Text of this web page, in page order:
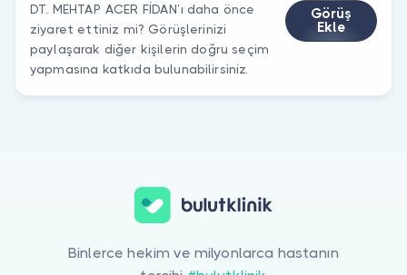
DT. MEHTAP ACER FİDAN’ı daha önce
ziyaret ettiniz mi? Görüşlerinizi
paylaşarak diğer kişilerin doğru seçim
yapmasına katkıda bulunabilirsiniz.
Görüş
Ekle
Binlerce hekim ve milyonlarca hastanın